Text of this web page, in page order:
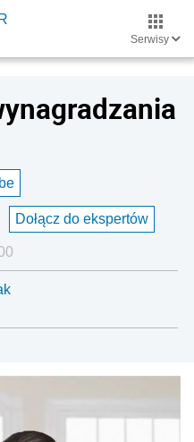
Serwisy
Dołącz do ekspertów